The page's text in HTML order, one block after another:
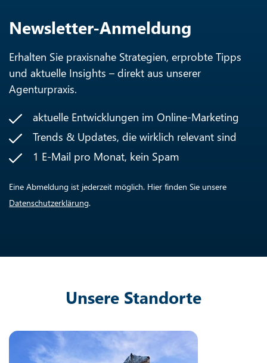
Newsletter-Anmeldung
Erhalten Sie praxisnahe Strategien, erprobte Tipps
und aktuelle Insights – direkt aus unserer
Agenturpraxis.
aktuelle Entwicklungen im Online-Marketing
Trends & Updates, die wirklich relevant sind
1 E-Mail pro Monat, kein Spam
Eine Abmeldung ist jederzeit möglich. Hier finden Sie unsere
Datenschutzerklärung.
Unsere Standorte